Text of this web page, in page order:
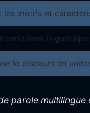
les motifs et
variations
le discours en
parole